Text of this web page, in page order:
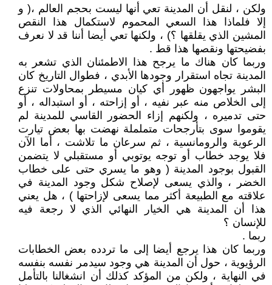
ولكن ، لنقل أن المدينة تعي أنها ليست بحجم العالم ،( و
إلا فلماذا هذا السعي المحموم لاستكمال هذا النقص
المشين الذي يقلقها ؟) ، ولكنها تعي أيضا أننا قد لا نعرف
بفضيحتها ونقصها هذا قط .
وربما كان هناك ما يرجح هذا الاطمئنان الذي تشعر به
المدينة تجاه استقرار وجودها الأبدي ، فطوال التاريخ كان
البشر يواجهون ظهور أي كيان مسيطر بمحاولات تنزع
إلى الخلاص منه عبر نفيه ، أو إزاحته ، أو استبداله ، أو
حتى تدميره ، ولكنهم إزاء الحضور القاسي للمدينة لم
يقوموا سوى بتأرجحات متململة نهضت بها بعض تيارت
الرعوية والرومانسية ، ثم سرعان ما تلاشت ، أما الآن
فلا يوجد خطاب أو توجه يوتوبي أو مستقبلي لا يتضمن
القبول بوجود المدينة ( وهو ما يسري حتى على خطاب
الخضر ، والذي يسعى لإصلاح شكل وجود المدينة في
علاقته مع الطبيعة أكثر مما يسعى لإزاحتها ) ، هل يعني
هذا أن المدينة هي الخيار النهائي الذي لا رجعة فيه
للإنسان ؟
ربما .
وربما كان هذا يرجع أيضا إلى ما تردده بعض الخطابات
الرؤيوية ، حول أن المدينة هي وجود سيدمر نفسه بنفسه
في النهاية ، ولكن من المؤكد كذلك أن انشغالنا بالتأمل